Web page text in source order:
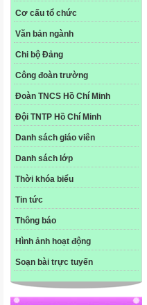
Cơ cấu tổ chức
Văn bản ngành
Chi bộ Đảng
Công đoàn trường
Đoàn TNCS Hồ Chí Minh
Đội TNTP Hồ Chí Minh
Danh sách giáo viên
Danh sách lớp
Thời khóa biểu
Tin tức
Thông báo
Hình ảnh hoạt động
Soạn bài trực tuyến